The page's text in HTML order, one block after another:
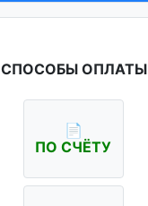
СПОСОБЫ ОПЛАТЫ
📄
ПО СЧЁТУ